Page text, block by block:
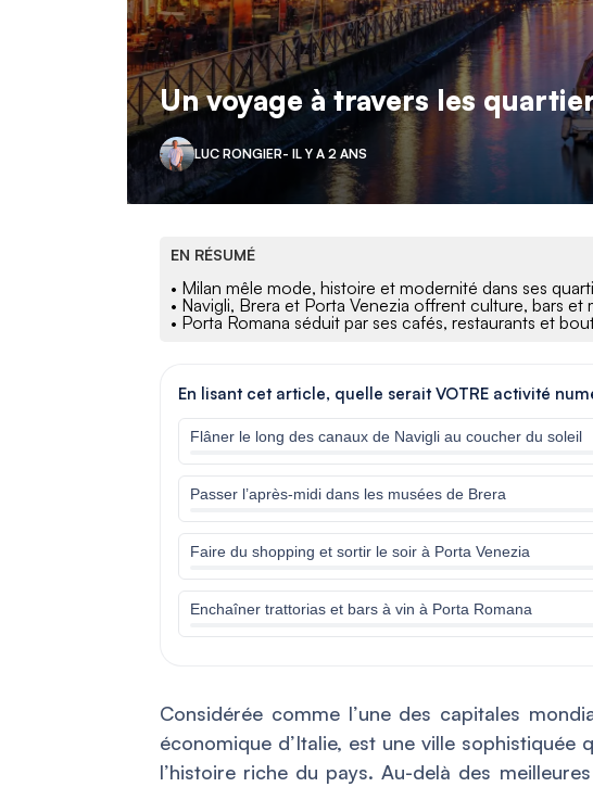
Un voyage à travers les
LUC RONGIER- IL Y A 2 ANS
EN RÉSUMÉ
• Milan mêle mode, histoire et modernité dans ses
• Navigli, Brera et Porta Venezia offrent culture, bars et
• Porta Romana séduit par ses cafés, restaurants et
En lisant cet article, quelle serait VOTRE activité
Flâner le long des canaux de Navigli au coucher du soleil
Passer l’après-midi dans les musées de Brera
Faire du shopping et sortir le soir à Porta Venezia
Enchaîner trattorias et bars à vin à Porta Romana
Considérée comme l’une des capitales
économique d’Italie, est une ville
l’histoire riche du pays. Au-delà des